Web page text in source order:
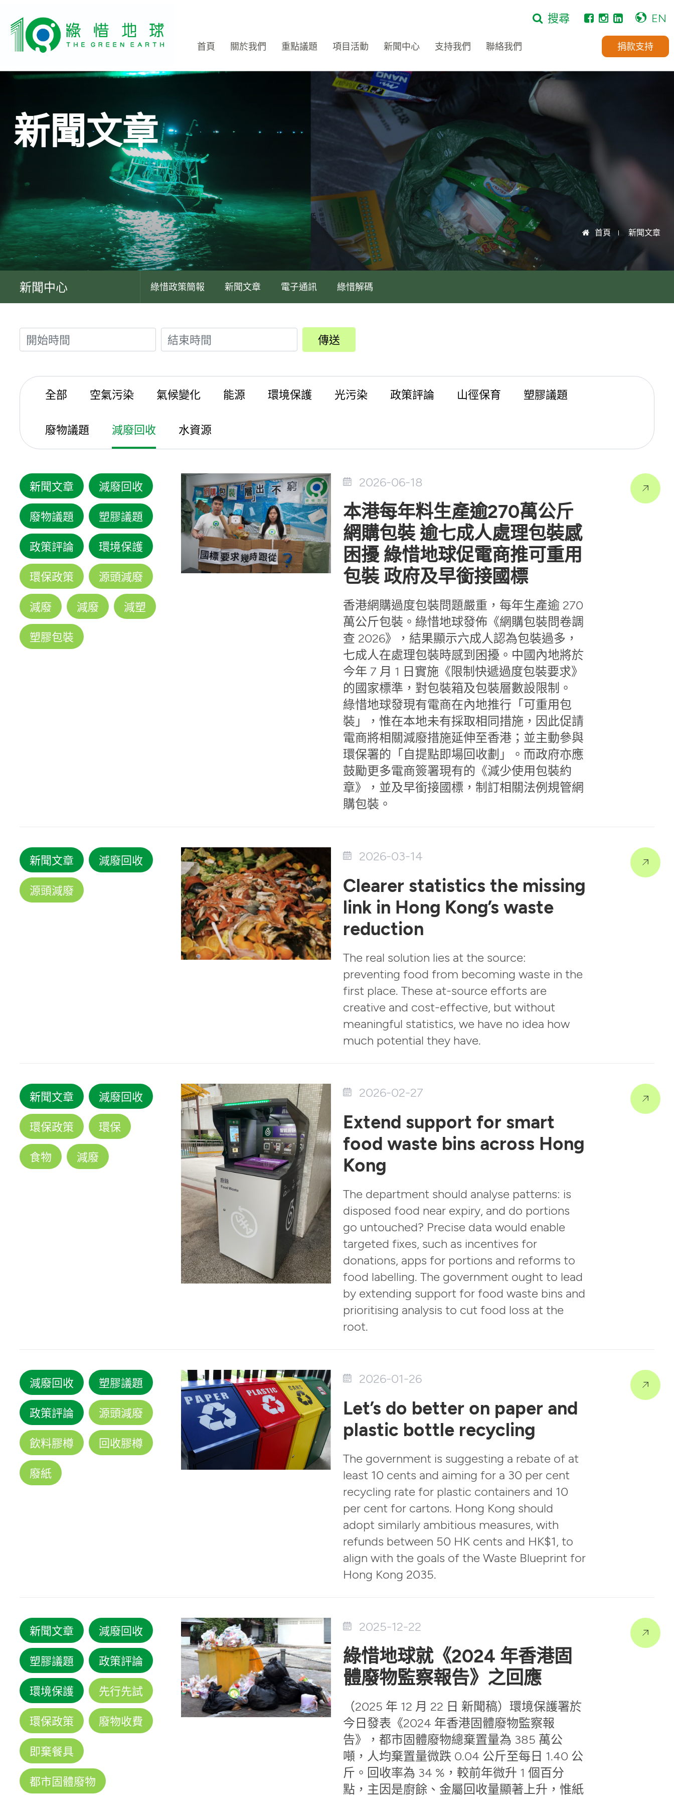
搜尋 EN
首頁 關於我們 重點議題 項目活動 新聞中心 支持我們 聯絡我們 捐款支持
新聞文章
首頁 新聞文章
新聞中心 綠惜政策簡報 新聞文章 電子通訊 綠惜解碼
傳送
全部 空氣污染 氣候變化 能源 環境保護 光污染 政策評論 山徑保育 塑膠議題
廢物議題 減廢回收 水資源
新聞文章 減廢回收
廢物議題 塑膠議題
政策評論 環境保護
環保政策 源頭減廢
減廢 減廢 減塑
塑膠包裝
2026-06-18
本港每年料生產逾270萬公斤
網購包裝 逾七成人處理包裝感
困擾 綠惜地球促電商推可重用
包裝 政府及早銜接國標
香港網購過度包裝問題嚴重，每年生產逾 270
萬公斤包裝。綠惜地球發佈《網購包裝問卷調
查 2026》，結果顯示六成人認為包裝過多，
七成人在處理包裝時感到困擾。中國內地將於
今年 7 月 1 日實施《限制快遞過度包裝要求》
的國家標準，對包裝箱及包裝層數設限制。
綠惜地球發現有電商在內地推行「可重用包
裝」，惟在本地未有採取相同措施，因此促請
電商將相關減廢措施延伸至香港；並主動參與
環保署的「自提點即場回收劃」。而政府亦應
鼓勵更多電商簽署現有的《減少使用包裝約
章》，並及早銜接國標，制訂相關法例規管網
購包裝。
新聞文章 減廢回收
源頭減廢
2026-03-14
Clearer statistics the missing
link in Hong Kong’s waste
reduction
The real solution lies at the source:
preventing food from becoming waste in the
first place. These at-source efforts are
creative and cost-effective, but without
meaningful statistics, we have no idea how
much potential they have.
新聞文章 減廢回收
環保政策 環保
食物 減廢
2026-02-27
Extend support for smart
food waste bins across Hong
Kong
The department should analyse patterns: is
disposed food near expiry, and do portions
go untouched? Precise data would enable
targeted fixes, such as incentives for
donations, apps for portions and reforms to
food labelling. The government ought to lead
by extending support for food waste bins and
prioritising analysis to cut food loss at the
root.
減廢回收 塑膠議題
政策評論 源頭減廢
飲料膠樽 回收膠樽
廢紙
2026-01-26
Let’s do better on paper and
plastic bottle recycling
The government is suggesting a rebate of at
least 10 cents and aiming for a 30 per cent
recycling rate for plastic containers and 10
per cent for cartons. Hong Kong should
adopt similarly ambitious measures, with
refunds between 50 HK cents and HK$1, to
align with the goals of the Waste Blueprint for
Hong Kong 2035.
新聞文章 減廢回收
塑膠議題 政策評論
環境保護 先行先試
環保政策 廢物收費
即棄餐具
都市固體廢物
2025-12-22
綠惜地球就《2024 年香港固
體廢物監察報告》之回應
（2025 年 12 月 22 日 新聞稿）環境保護署於
今日發表《2024 年香港固體廢物監察報
告》，都市固體廢物總棄置量為 385 萬公
噸，人均棄置量微跌 0.04 公斤至每日 1.40 公
斤。回收率為 34 %，較前年微升 1 個百分
點，主因是廚餘、金屬回收量顯著上升，惟紙